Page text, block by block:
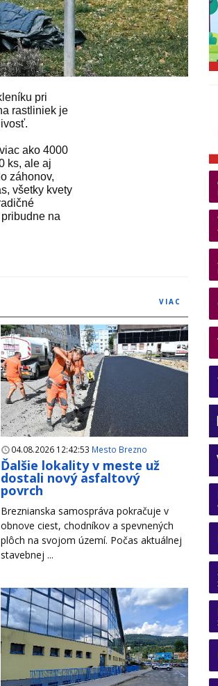
pri
rastliniek je
ako 4000
ks, ale aj
záhonov,
všetky kvety
na
VIAC
04.08.2026 12:42:53 Mesto Brezno
Ďalšie lokality v meste už
dostali nový asfaltový
povrch
Breznianska samospráva pokračuje v
obnove ciest, chodníkov a spevnených
plôch na svojom území. Počas aktuálnej
stavebnej ...